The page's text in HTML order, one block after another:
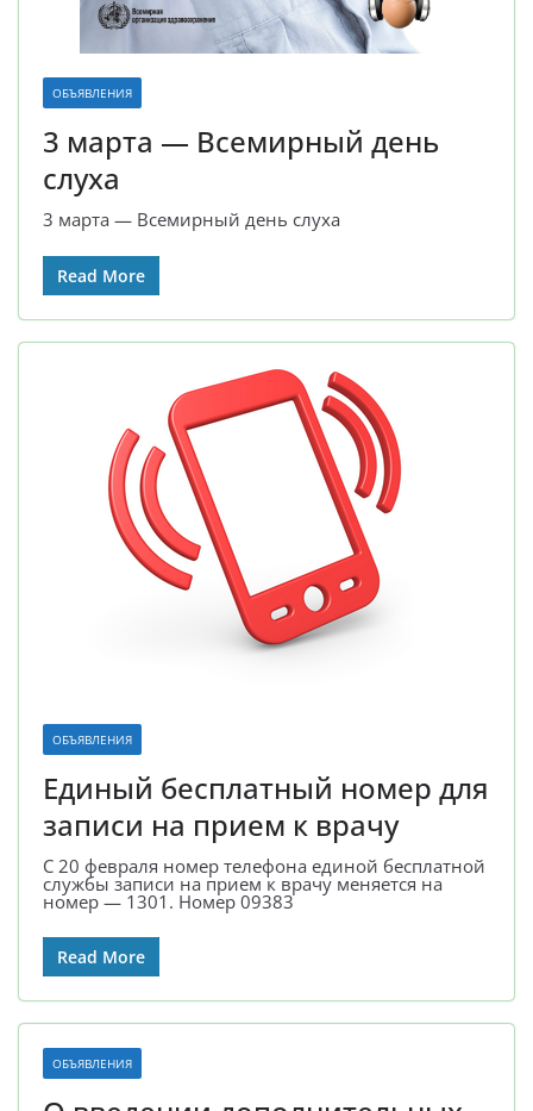
ОБЪЯВЛЕНИЯ
3 марта — Всемирный день
слуха
3 марта — Всемирный день слуха
Read More
ОБЪЯВЛЕНИЯ
Единый бесплатный номер для
записи на прием к врачу
С 20 февраля номер телефона единой бесплатной
службы записи на прием к врачу меняется на
номер — 1301. Номер 09383
Read More
ОБЪЯВЛЕНИЯ